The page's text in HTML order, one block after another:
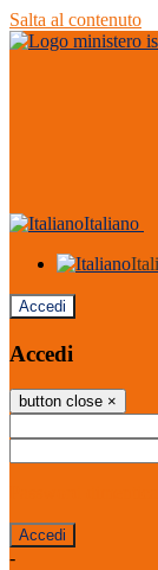
Salta al contenuto
Italiano
Accedi
Accedi
button close ×
-